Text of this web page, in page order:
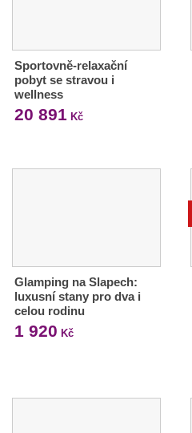
Sportovně-relaxační
pobyt se stravou i
wellness
20 891 Kč
Glamping na Slapech:
luxusní stany pro dva i
celou rodinu
1 920 Kč